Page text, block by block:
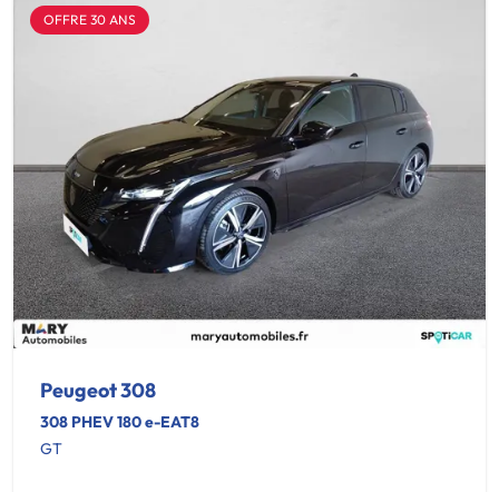
OFFRE 30 ANS
Peugeot 308
308 PHEV 180 e-EAT8
GT